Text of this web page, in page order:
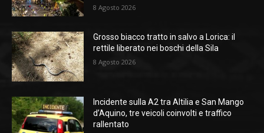
8 Agosto 2026
Grosso biacco tratto in salvo a Lorica: il
rettile liberato nei boschi della Sila
8 Agosto 2026
Incidente sulla A2 tra Altilia e San Mango
d’Aquino, tre veicoli coinvolti e traffico
rallentato